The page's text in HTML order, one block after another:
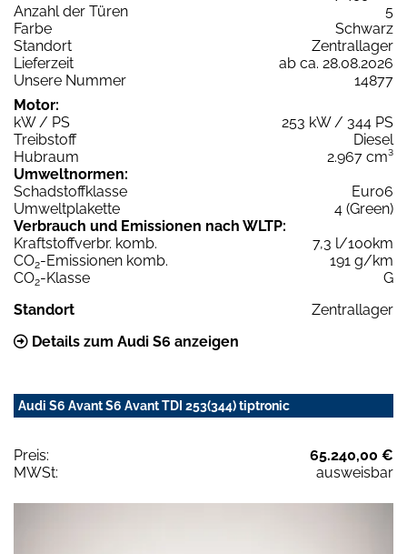
Anzahl der Türen
5
Farbe
Schwarz
Standort
Zentrallager
Lieferzeit
ab ca. 28.08.2026
Unsere Nummer
14877
Motor:
kW / PS
253 kW / 344 PS
Treibstoff
Diesel
Hubraum
2.967 cm³
Umweltnormen:
Schadstoffklasse
Euro6
Umweltplakette
4 (Green)
Verbrauch und Emissionen nach WLTP:
Kraftstoffverbr. komb.
7,3 l/100km
CO2-Emissionen komb.
191 g/km
CO2-Klasse
G
Standort
Zentrallager
Details zum Audi S6 anzeigen
Audi S6 Avant S6 Avant TDI 253(344) tiptronic
Preis:
65.240,00 €
MWSt:
ausweisbar